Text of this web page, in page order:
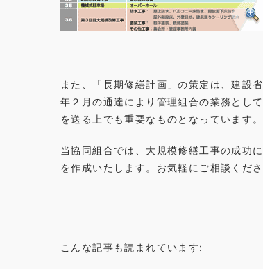
また、「長期修繕計画」の策定は、建設
年２月の通達により管理組合の業務とし
を送る上でも重要なものとなっています。
当協同組合では、大規模修繕工事の成功
を作成いたします。お気軽にご相談くださ
こんな記事も読まれています: